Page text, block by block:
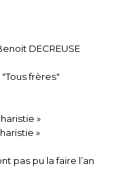
DECREUSE
frères"
»
»
pas pu la faire l’an